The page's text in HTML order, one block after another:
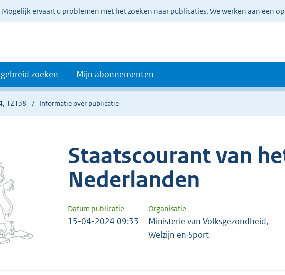
Mogelijk ervaart u problemen met het zoeken naar publicaties. We werken aan een
zoeken Mijn abonnementen
12138 Informatie over publicatie
Staatscourant van
Nederlanden
Datum publicatie Organisatie
15-04-2024 09:33
Ministerie van Volksgezondheid,
Welzijn en Sport